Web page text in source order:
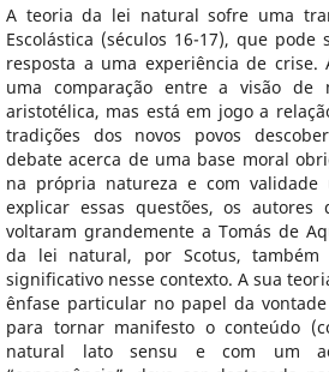
A teoria da lei natural sofre uma
Escolástica (séculos 16-17), que
resposta a uma experiência de
uma comparação entre a visão
aristotélica, mas está em jogo a
tradições dos novos povos
debate acerca de uma base moral
na própria natureza e com
explicar essas questões, os
voltaram grandemente a Tomás de
da lei natural, por Scotus, também
significativo nesse contexto. A sua
ênfase particular no papel da
para tornar manifesto o conteúdo
natural lato sensu e com um